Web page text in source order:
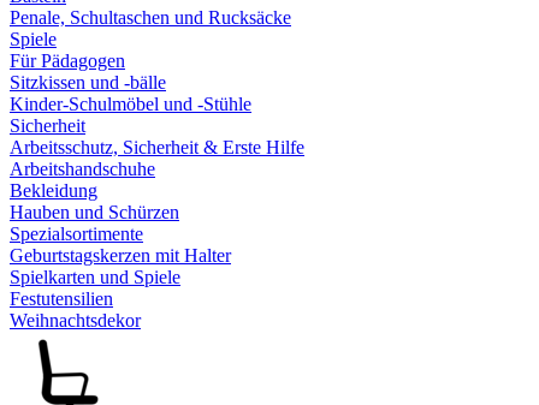
Penale, Schultaschen und Rucksäcke
Spiele
Für Pädagogen
Sitzkissen und -bälle
Kinder-Schulmöbel und -Stühle
Sicherheit
Arbeitsschutz, Sicherheit & Erste Hilfe
Arbeitshandschuhe
Bekleidung
Hauben und Schürzen
Spezialsortimente
Geburtstagskerzen mit Halter
Spielkarten und Spiele
Festutensilien
Weihnachtsdekor